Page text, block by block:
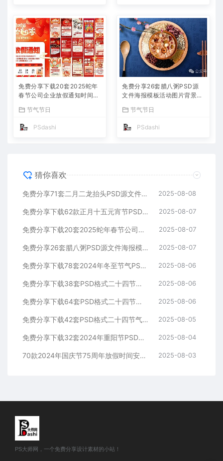
免费分享下载20套2025蛇年
春节公司企业放假通知时间安
S大师网公司企业朋友圈节日
节气节日
PSdashi
免费分享26套腊八粥PSD源
文件海报模板活动图片背景壁
S大师网高清合集中国传统节
节气节日
PSdashi
猜你喜欢
免费分享71套二月二龙抬头PSD源文件海报模板活动图片背景壁纸素材公司企业朋友圈广告PS大师网高清合集中国传统节日平面设计宣传 2025-08-08
免费分享下载62款正月十五元宵节PSD海报模板源文件花灯活动图片2025蛇年节日节庆春节氛围喜庆背景设计素材公司企业朋友圈吃汤圆 2025-08-07
免费分享下载20套2025蛇年春节公司企业放假通知时间安排海报模板PSD源文件素材PS大师网公司企业朋友圈节日宣传背景分层图片 2025-08-07
免费分享26套腊八粥PSD源文件海报模板活动图片背景壁纸素材公司企业朋友圈广告PS大师网高清合集中国传统节日平面设计宣传插国风画 2025-08-07
免费分享下载78套2024年冬至节气PSD源文件模板幼儿园小学校公司企业朋友圈海报宣传24平面设计师素材打包合集活动图片插画图片 2025-08-06
免费分享下载38套PSD格式二十四节气海报模板大雪素材源文件24PS大师网图片平面设计中国传统节日资源公司高清朋友圈营销电商宣传 2025-08-06
免费分享下载64套PSD格式二十四节气海报模板小雪素材源文件24PS大师网图片平面设计中国传统节日资源整套高清朋友圈营销电商宣传 2025-08-06
免费分享下载42套PSD格式二十四节气海报模板霜降素材源文件24PS大师网图片平面设计中国传统节日资源整套高清朋友圈营销电商宣传 2025-08-05
免费分享下载32套2024年重阳节PSD源文件模板可编辑幼儿园小学学校公司企业朋友圈海报宣传PS大师网平面设计师素材打包合集图片 2025-08-04
70款2024年国庆节75周年放假时间安排通知PSD海报模版素材免费分享下载PS大师网公司企业朋友圈节日宣传背景图片分层源文件 2025-08-03
PS大师网，一个免费分享设计素材的小站！